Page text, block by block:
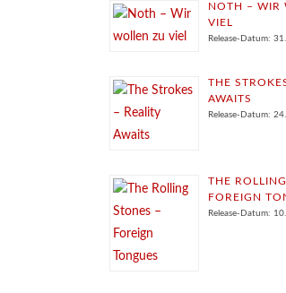
NOTH – WIR
VIEL
Release-Datum:
THE
AWAITS
Release-Datum:
THE
FOREIGN
Release-Datum: